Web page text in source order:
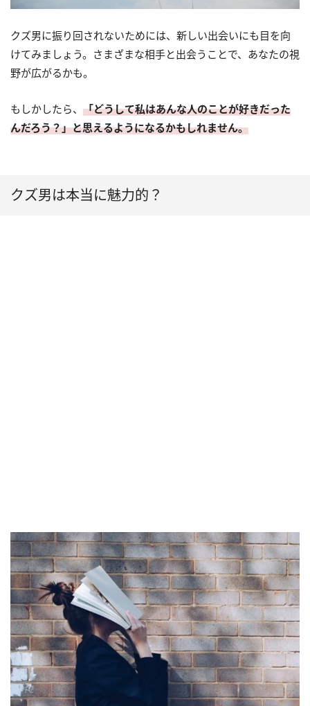
クズ男に振り回されないためには、新しい出会いにも目を向
けてみましょう。さまざまな相手と出会うことで、あなたの視
野が広がるかも。
もしかしたら、 「どうして私はあんな人のことが好きだった
んだろう？」と思えるようになるかもしれません。
クズ男は本当に魅力的？